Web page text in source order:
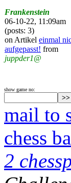
Frankenstein
06-10-22, 11:09am
(posts: 3)
on Artikel einmal
aufgepasst! from
juppder1@
show game no:
mail to
chess
2